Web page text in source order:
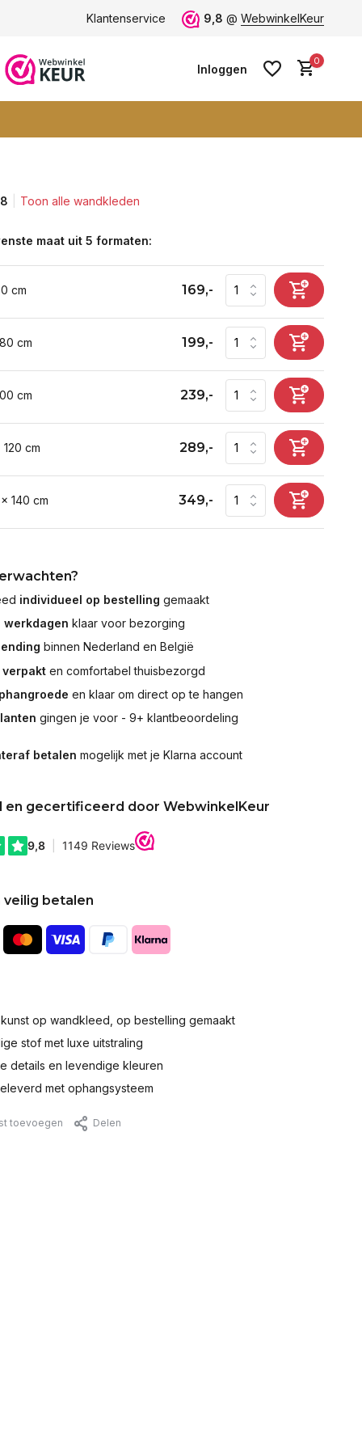
ruim 600+ wandkleden
Klantenservice 9,8 @ WebwinkelKeur
Inloggen
0
Toon alle wandkleden
maat uit 5 formaten:
cm 169,-
cm 199,-
cm 239,-
cm 289,-
140 cm 349,-
individueel op bestelling gemaakt
werkdagen klaar voor bezorging
binnen Nederland en België
en comfortabel thuisbezorgd
en klaar om direct op te hangen
gingen je voor - 9+ klantbeoordeling
betalen mogelijk met je Klarna account
en gecertificeerd door WebwinkelKeur
veilig betalen
op wandkleed, op bestelling gemaakt
stof met luxe uitstraling
details en levendige kleuren
met ophangsysteem
toevoegen Delen